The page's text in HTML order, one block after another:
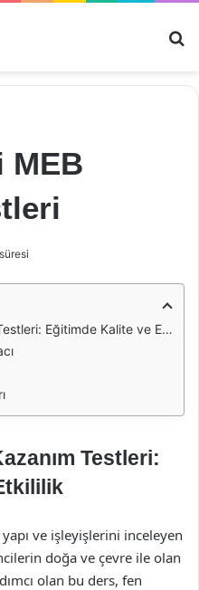
MEB
Eğitimde Kalite ve Etkililik
Testleri:
yapı ve işleyişlerini inceleyen
doğa ve çevre ile olan
olan bu ders, fen